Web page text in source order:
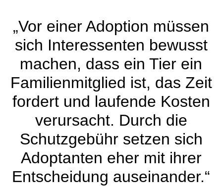
„Vor einer Adoption müssen
sich Interessenten bewusst
machen, dass ein Tier ein
Familienmitglied ist, das Zeit
fordert und laufende Kosten
verursacht. Durch die
Schutzgebühr setzen sich
Adoptanten eher mit ihrer
Entscheidung auseinander.“